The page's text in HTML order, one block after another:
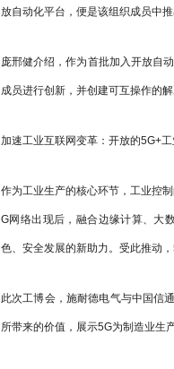
放自动化平台，便是该组织成员中
庞邢健介绍，作为首批加入开放自
成员进行创新，并创建可互操作的
加速工业互联网变革：开放的5G+工
作为工业生产的核心环节，工业控
G网络出现后，融合边缘计算、大
色、安全发展的新助力。受此推动
此次工博会，施耐德电气与中国信
所带来的价值，展示5G为制造业生